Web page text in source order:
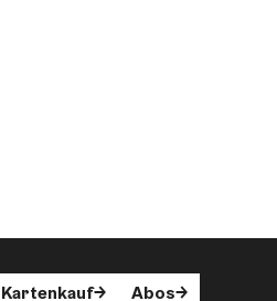
Kartenkauf Abos